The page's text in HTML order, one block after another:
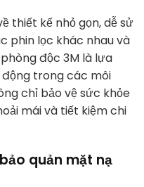
thiết kế nhỏ gọn, dễ sử
phin lọc khác nhau và
độc 3M là lựa
trong các môi
chỉ bảo vệ sức khỏe
mái và tiết kiệm chi
quản mặt nạ